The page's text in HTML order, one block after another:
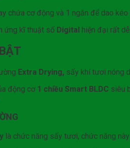
chứa cơ động và 1 ngăn để dao
ứng kĩ thuật số Digital hiện đại rất
Extra Drying, sấy khí tươi nóng
động cơ1 chiều Smart BLDC siêu
là chức năng sấy tươi, chức năng